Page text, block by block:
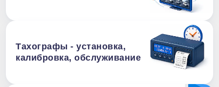
Тахографы - установка,
калибровка, обслуживание